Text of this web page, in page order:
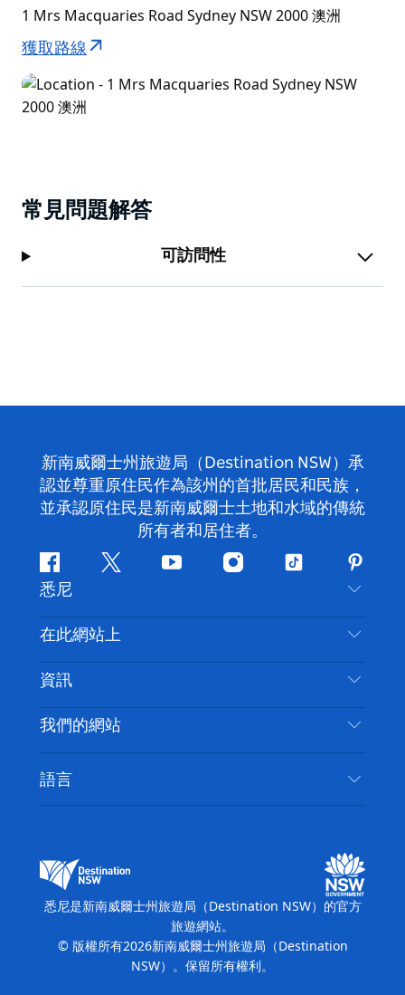
1 Mrs Macquaries Road Sydney NSW 2000 澳洲
獲取路線
常見問題解答
可訪問性
新南威爾士州旅遊局（Destination NSW）承
認並尊重原住民作為該州的首批居民和民族，
並承認原住民是新南威爾士土地和水域的傳統
所有者和居住者。
Facebook嘰
喳
喳
Youtube Instagram
抖
悉尼
聯絡我們
免責聲明
隱私
Cookie 通知
在此網站上
目的地
要做的事情
新南威爾斯州公路旅行
活動
住宿
資訊
旅行資訊
無障礙悉尼
列出您的業務
我們的網站
新南威爾士州旅遊局（Destination NSW）媒體中
心
繽紛悉尼燈光音樂節
語言
悉尼是新南威爾士州旅遊局（Destination NSW）的官方
旅遊網站。
© 版權所有2026新南威爾士州旅遊局（Destination
NSW）。保留所有權利。